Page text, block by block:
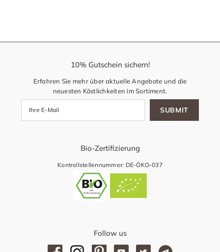
10% Gutschein sichern!
Erfahren Sie mehr über aktuelle Angebote und die
neuesten Köstlichkeiten im Sortiment.
SUBMIT
Bio-Zertifizierung
Kontrollstellennummer: DE-ÖKO-037
Follow us